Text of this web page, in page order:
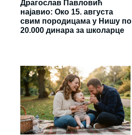
Драгослав Павловић
најавио: Око 15. августа
свим породицама у Нишу по
20.000 динара за школарце